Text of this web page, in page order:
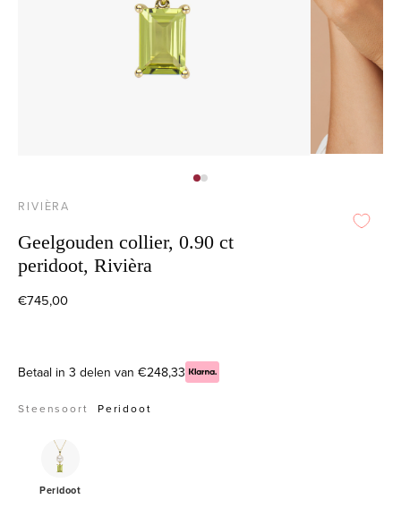
RIVIÈRA
Geelgouden collier, 0.90 ct
peridoot, Rivièra
€745,00
Betaal in 3 delen van €248,33
Steensoort Peridoot
Peridoot
Peridoot